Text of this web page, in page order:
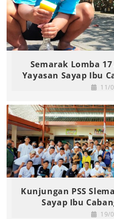
Semarak Lomba
Yayasan Sayap Ibu
11/
Kunjungan PSS
Sayap Ibu
19/